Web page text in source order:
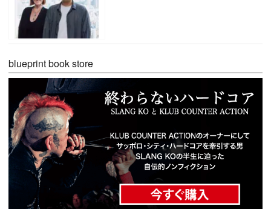
blueprint book store